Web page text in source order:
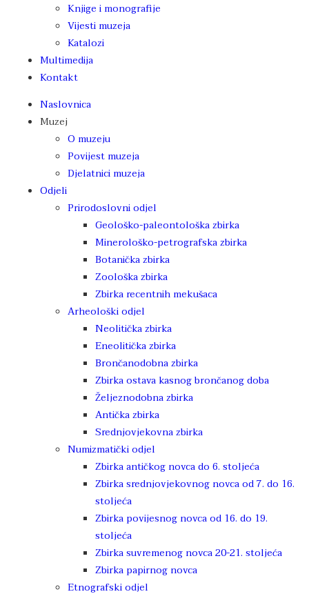
Knjige i monografije
Vijesti muzeja
Katalozi
Multimedija
Kontakt
Naslovnica
Muzej
O muzeju
Povijest muzeja
Djelatnici muzeja
Odjeli
Prirodoslovni odjel
Geološko-paleontološka zbirka
Minerološko-petrografska zbirka
Botanička zbirka
Zoološka zbirka
Zbirka recentnih mekušaca
Arheološki odjel
Neolitička zbirka
Eneolitička zbirka
Brončanodobna zbirka
Zbirka ostava kasnog brončanog doba
Željeznodobna zbirka
Antička zbirka
Srednjovjekovna zbirka
Numizmatički odjel
Zbirka antičkog novca do 6. stoljeća
Zbirka srednjovjekovnog novca od 7. do 16.
stoljeća
Zbirka povijesnog novca od 16. do 19.
stoljeća
Zbirka suvremenog novca 20-21. stoljeća
Zbirka papirnog novca
Etnografski odjel